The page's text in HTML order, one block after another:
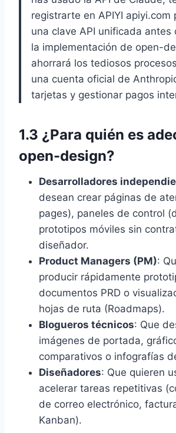
registrarte en APIYI apiyi.com
una clave API unificada antes
la implementación de open-
ahorrará los tediosos
una cuenta oficial de
tarjetas y gestionar pagos
1.3 ¿Para quién es
open-design?
Desarrolladores
desean crear páginas de
pages), paneles de control
prototipos móviles sin
diseñador.
Product Managers (PM):
producir rápidamente
documentos PRD o
hojas de ruta (Roadmaps).
Blogueros técnicos: Que
imágenes de portada,
comparativos o infografías
Diseñadores: Que quieren
acelerar tareas repetitivas
de correo electrónico,
Kanban).